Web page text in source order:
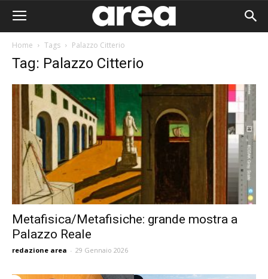
Home Tags Palazzo Citterio
Tag: Palazzo Citterio
Metafisica/Metafisiche: grande mostra a
Palazzo Reale
redazione area - 29 Gennaio 2026